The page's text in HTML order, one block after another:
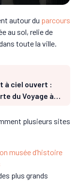
autour du parcours
au sol, relie de
toute la ville.
à ciel ouvert :
du Voyage à
plusieurs sites
musée d’histoire
plus grands